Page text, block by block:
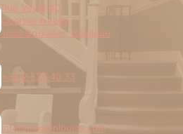
Rue Veydt 40
Quartier Ixelles,
1050 Bruxelles, Belgique
+32 2 537 40 33
info@madeinlouise.com